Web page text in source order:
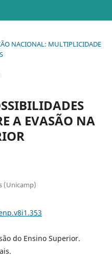
NACIONAL: MULTIPLICIDADE
A EVASÃO NA
(Unicamp)
do Ensino Superior.